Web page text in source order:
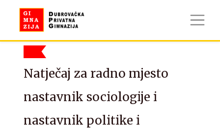
Natječaj za radno mjesto
nastavnik sociologije i
nastavnik politike i